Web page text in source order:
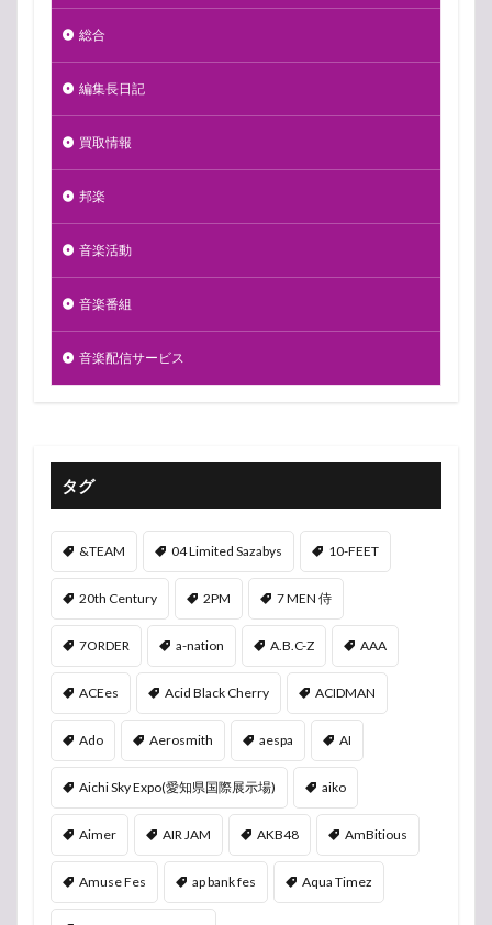
総合
編集長日記
買取情報
邦楽
音楽活動
音楽番組
音楽配信サービス
タグ
&TEAM 04 Limited Sazabys 10-FEET
20th Century 2PM 7 MEN 侍
7ORDER a-nation A.B.C-Z AAA
ACEes Acid Black Cherry ACIDMAN
Ado Aerosmith aespa AI
Aichi Sky Expo(愛知県国際展示場) aiko
Aimer AIR JAM AKB48 AmBitious
Amuse Fes ap bank fes Aqua Timez